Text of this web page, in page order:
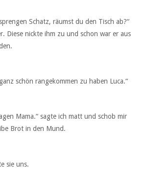
Schatz, räumst du den Tisch ab?“
Diese nickte ihm zu und schon war er aus
schön rangekommen zu haben Luca.“
Mama.“ sagte ich matt und schob mir
Brot in den Mund.
sie uns.